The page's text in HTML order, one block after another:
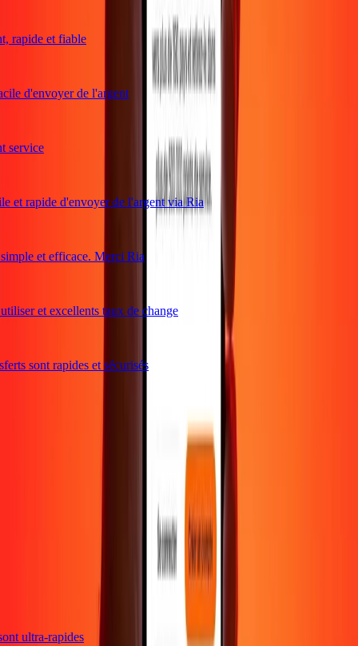
et fiable
d'envoyer de l'argent
et rapide d'envoyer de l'argent via Ria
et efficace. Merci Ria
et excellents taux de change
sont rapides et sécurisés
ultra-rapides